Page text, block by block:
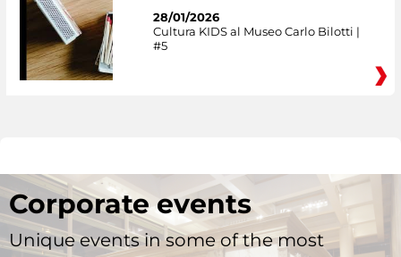
28/01/2026
Cultura KIDS al Museo Carlo Bilotti |
#5
Corporate events
Unique events in some of the most